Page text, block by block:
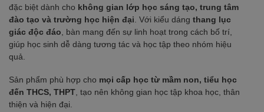
đặc biệt dành cho không gian lớp học sáng tạo, trung tâm
đào tạo và trường học hiện đại . Với kiểu dáng thang lục
giác độc đáo , bàn mang đến sự linh hoạt trong cách bố trí,
giúp học sinh dễ dàng tương tác và học tập theo nhóm hiệu
quả.
Sản phẩm phù hợp cho mọi cấp học từ mầm non, tiểu học
đến THCS, THPT , tạo nên không gian học tập khoa học, thân
thiện và hiện đại.